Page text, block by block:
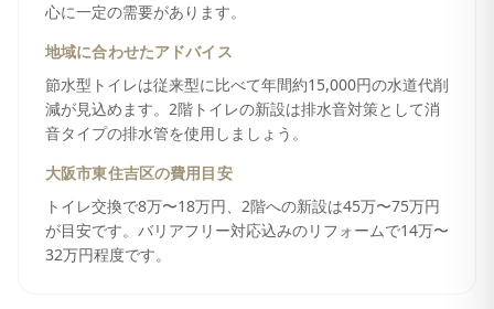
心に一定の需要があります。
地域に合わせたアドバイス
節水型トイレは従来型に比べて年間約15,000円の水道代削
減が見込めます。2階トイレの新設は排水音対策として消
音タイプの排水管を使用しましょう。
大阪市東住吉区の費用目安
トイレ交換で8万〜18万円、2階への新設は45万〜75万円
が目安です。バリアフリー対応込みのリフォームで14万〜
32万円程度です。